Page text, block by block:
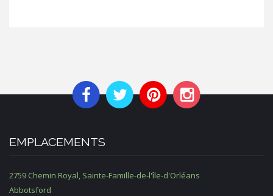
EMPLACEMENTS
2759 Chemin Royal, Sainte-Famille-de-l'île-d'Orléans
Abbotsford